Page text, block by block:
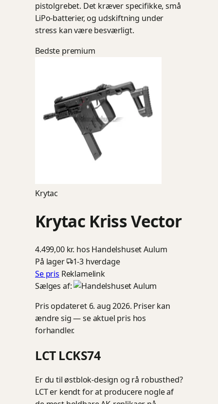
pistolgrebet. Det kræver specifikke, små
LiPo-batterier, og udskiftning under
stress kan være besværligt.
Bedste premium
Krytac
Krytac Kriss Vector
4.499,00 kr. hos Handelshuset Aulum
På lager
1-3 hverdage
Se pris Reklamelink
Sælges af:
Pris opdateret 6. aug 2026. Priser kan
ændre sig — se aktuel pris hos
forhandler.
LCT LCKS74
Er du til østblok-design og rå robusthed?
LCT er kendt for at producere nogle af